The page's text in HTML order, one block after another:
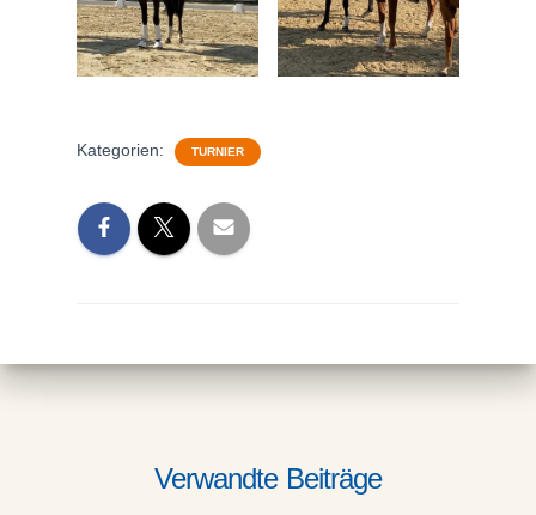
Kategorien: TURNIER
Verwandte Beiträge